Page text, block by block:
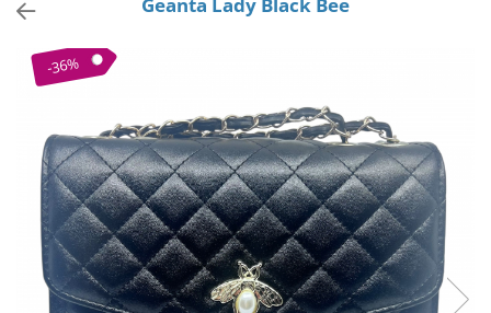
Brose
Tiare
Bijuterii Femei
Bijuterii Copii
Bijuterii Mirese
Selectii
Reduceri
Cele mai noi
-36%